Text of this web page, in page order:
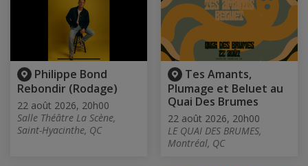
Philippe Bond
Rebondir (Rodage)
22 août 2026, 20h00
Salle Théâtre La Scène,
Saint-Hyacinthe, QC
Tes Amants,
Plumage et Beluet au
Quai Des Brumes
22 août 2026, 20h00
LE QUAI DES BRUMES,
Montréal, QC